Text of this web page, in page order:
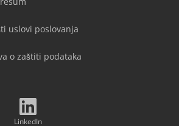
uslovi poslovanja
o zaštiti podataka
LinkedIn